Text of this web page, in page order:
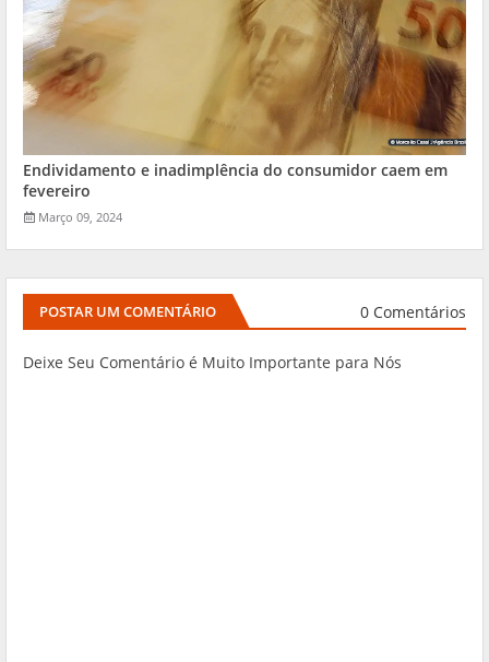
Endividamento e inadimplência do consumidor caem em
fevereiro
Março 09, 2024
POSTAR UM COMENTÁRIO 0 Comentários
Deixe Seu Comentário é Muito Importante para Nós